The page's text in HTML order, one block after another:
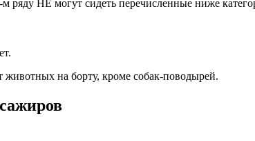
м ряду НЕ могут сидеть перечисленные ниже
на борту, кроме собак-поводырей.